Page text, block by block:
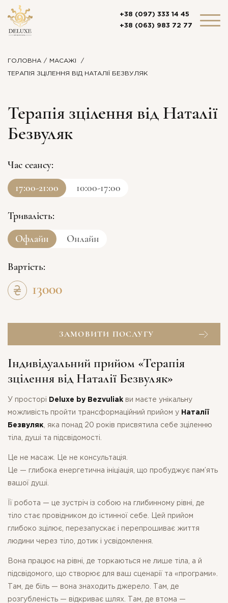
+38 (097) 333 14 45
+38 (063) 983 72 77
ГОЛОВНА МАСАЖІ
ТЕРАПІЯ ЗЦІЛЕННЯ ВІД НАТАЛІЇ БЕЗВУЛЯК
Терапія зцілення від Наталії
Безвуляк
Час сеансу:
17:00-21:00
10:00-17:00
Тривалість:
Офлайн
Онлайн
Вартість:
13000
ЗАМОВИТИ ПОСЛУГУ
Індивідуальний прийом «Терапія
зцілення від Наталії Безвуляк»
У просторі Deluxe by Bezvuliak ви маєте унікальну
можливість пройти трансформаційний прийом у Наталії
Безвуляк , яка понад 20 років присвятила себе зціленню
тіла, душі та підсвідомості.
Це не масаж. Це не консультація.
Це — глибока енергетична ініціація, що пробуджує пам’ять
вашої душі.
Її робота — це зустріч із собою на глибинному рівні, де
тіло стає провідником до істинної себе. Цей прийом
глибоко зцілює, перезапускає і перепрошиває життя
людини через тіло, дотик і усвідомлення.
Вона працює на рівні, де торкаються не лише тіла, а й
підсвідомого, що створює для ваш сценарії та «програми».
Там, де біль — вона знаходить джерело. Там, де
розгубленість — відкриває шлях. Там, де втома —